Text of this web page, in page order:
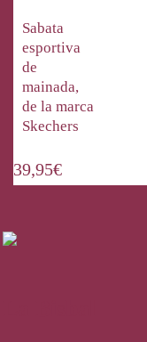
Sabata
esportiva
de
mainada,
de la marca
Skechers
39,95€